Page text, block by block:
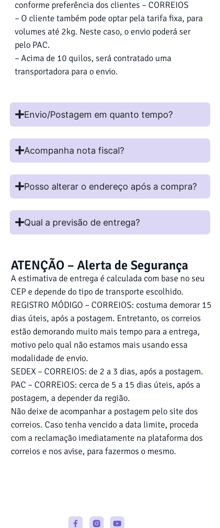
conforme preferência dos clientes – CORREIOS
– O cliente também pode optar pela tarifa fixa, para
volumes até 2kg. Neste caso, o envio poderá ser
pelo PAC.
– Acima de 10 quilos, será contratado uma
transportadora para o envio.
Envio/Postagem em quanto tempo?
Acompanha nota fiscal?
Posso alterar o endereço após a compra?
Qual a previsão de entrega?
ATENÇÃO – Alerta de Segurança
A estimativa de entrega é calculada com base no seu
CEP e depende do tipo de transporte escolhido.
REGISTRO MÓDIGO – CORREIOS: costuma demorar 15
dias úteis, após a postagem. Entretanto, os correios
estão demorando muito mais tempo para a entrega,
motivo pelo qual não estamos mais usando essa
modalidade de envio.
SEDEX – CORREIOS: de 2 a 3 dias, após a postagem.
PAC – CORREIOS: cerca de 5 a 15 dias úteis, após a
postagem, a depender da região.
Não deixe de acompanhar a postagem pelo site dos
correios. Caso tenha vencido a data limite, proceda
com a reclamação imediatamente na plataforma dos
correios e nos avise, para fazermos o mesmo.